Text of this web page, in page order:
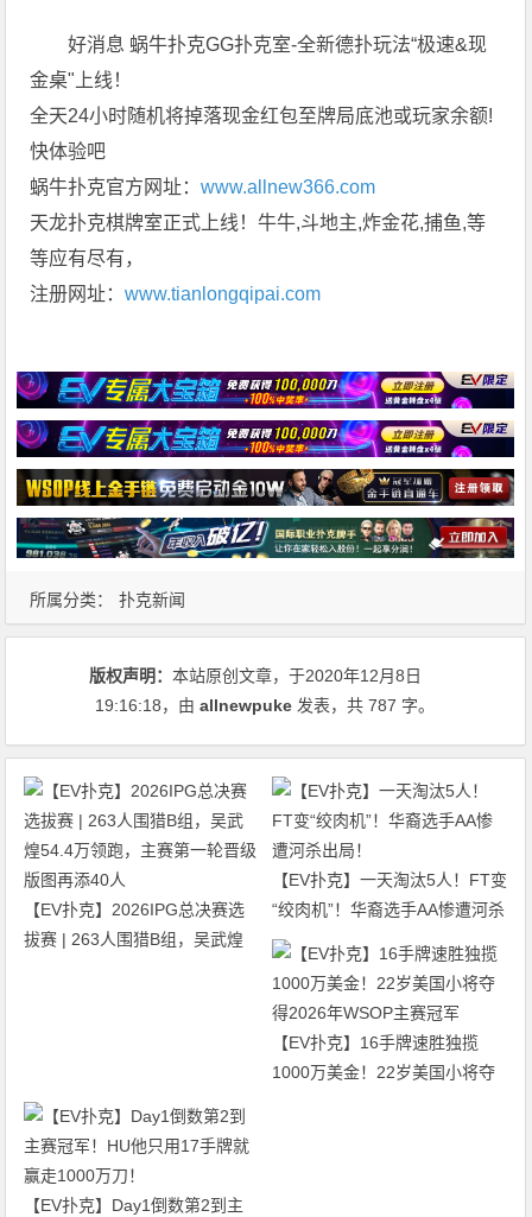
好消息 蜗牛扑克GG扑克室-全新德扑玩法“极速&现
金桌"上线！
全天24小时随机将掉落现金红包至牌局底池或玩家余额!
快体验吧
蜗牛扑克官方网址：www.allnew366.com
天龙扑克棋牌室正式上线！牛牛,斗地主,炸金花,捕鱼,等
等应有尽有，
注册网址：www.tianlongqipai.com
所属分类： 扑克新闻
版权声明：本站原创文章，于2020年12月8日
19:16:18，由allnewpuke 发表，共 787 字。
【EV扑克】2026IPG总决赛选
拔赛 | 263人围猎B组，吴武煌
【EV扑克】一天淘汰5人！FT变
“绞肉机”！华裔选手AA惨遭河杀
出局！
【EV扑克】16手牌速胜独揽
1000万美金！22岁美国小将夺
【EV扑克】Day1倒数第2到主